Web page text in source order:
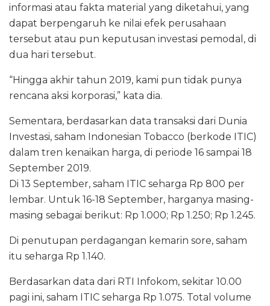
informasi atau fakta material yang diketahui, yang
dapat berpengaruh ke nilai efek perusahaan
tersebut atau pun keputusan investasi pemodal, di
dua hari tersebut.
“Hingga akhir tahun 2019, kami pun tidak punya
rencana aksi korporasi,” kata dia.
Sementara, berdasarkan data transaksi dari Dunia
Investasi, saham Indonesian Tobacco (berkode ITIC)
dalam tren kenaikan harga, di periode 16 sampai 18
September 2019.
Di 13 September, saham ITIC seharga Rp 800 per
lembar. Untuk 16-18 September, harganya masing-
masing sebagai berikut: Rp 1.000; Rp 1.250; Rp 1.245.
Di penutupan perdagangan kemarin sore, saham
itu seharga Rp 1.140.
Berdasarkan data dari RTI Infokom, sekitar 10.00
pagi ini, saham ITIC seharga Rp 1.075. Total volume